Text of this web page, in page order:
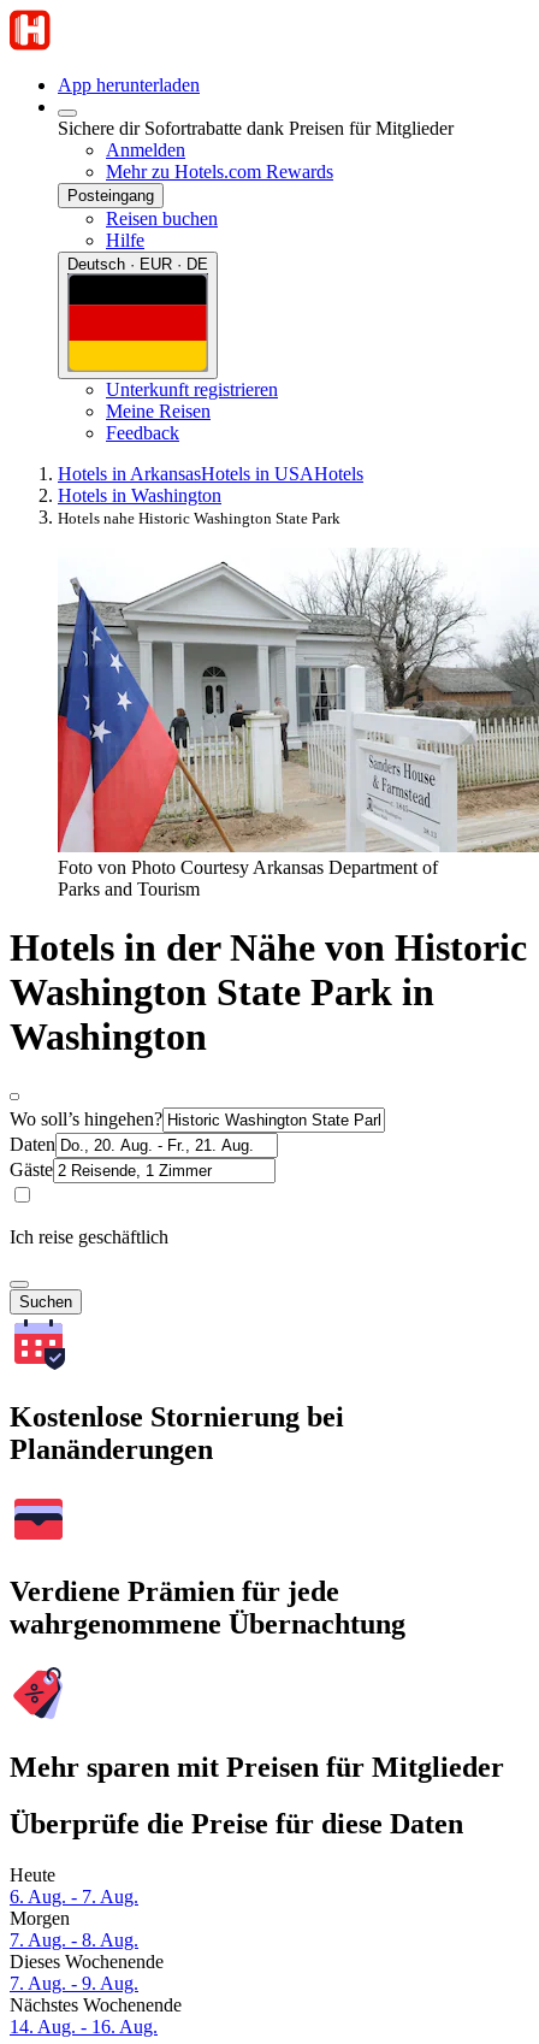
App herunterladen
Sichere dir Sofortrabatte dank Preisen für Mitglieder
Anmelden
Mehr zu Hotels.com Rewards
Posteingang
Reisen buchen
Hilfe
Deutsch · EUR · DE
Unterkunft registrieren
Meine Reisen
Feedback
Hotels in ArkansasHotels in USAHotels
Hotels in Washington
Hotels nahe Historic Washington State Park
Foto von Photo Courtesy Arkansas Department of
Parks and Tourism
Hotels in der Nähe von Historic
Washington State Park in
Washington
Wo soll’s hingehen?
Daten
Gäste
Ich reise geschäftlich
Suchen
Kostenlose Stornierung bei
Planänderungen
Verdiene Prämien für jede
wahrgenommene Übernachtung
Mehr sparen mit Preisen für Mitglieder
Überprüfe die Preise für diese Daten
Heute
6. Aug. - 7. Aug.
Morgen
7. Aug. - 8. Aug.
Dieses Wochenende
7. Aug. - 9. Aug.
Nächstes Wochenende
14. Aug. - 16. Aug.